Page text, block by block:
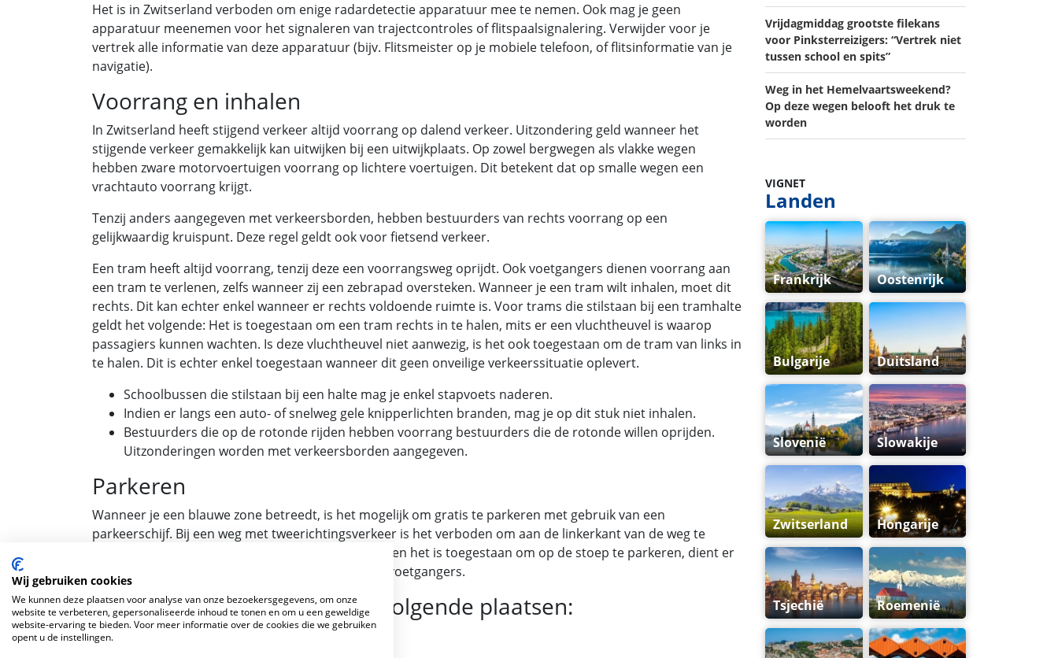
Het is in Zwitserland verboden om enige radardetectie apparatuur mee te nemen. Ook mag je geen
apparatuur meenemen voor het signaleren van trajectcontroles of flitspaalsignalering. Verwijder voor je
vertrek alle informatie van deze apparatuur (bijv. Flitsmeister op je mobiele telefoon, of flitsinformatie van je
navigatie).
Voorrang en inhalen
In Zwitserland heeft stijgend verkeer altijd voorrang op dalend verkeer. Uitzondering geld wanneer het
stijgende verkeer gemakkelijk kan uitwijken bij een uitwijkplaats. Op zowel bergwegen als vlakke wegen
hebben zware motorvoertuigen voorrang op lichtere voertuigen. Dit betekent dat op smalle wegen een
vrachtauto voorrang krijgt.
Tenzij anders aangegeven met verkeersborden, hebben bestuurders van rechts voorrang op een
gelijkwaardig kruispunt. Deze regel geldt ook voor fietsend verkeer.
Een tram heeft altijd voorrang, tenzij deze een voorrangsweg oprijdt. Ook voetgangers dienen voorrang aan
een tram te verlenen, zelfs wanneer zij een zebrapad oversteken. Wanneer je een tram wilt inhalen, moet dit
rechts. Dit kan echter enkel wanneer er rechts voldoende ruimte is. Voor trams die stilstaan bij een tramhalte
geldt het volgende: Het is toegestaan om een tram rechts in te halen, mits er een vluchtheuvel is waarop
passagiers kunnen wachten. Is deze vluchtheuvel niet aanwezig, is het ook toegestaan om de tram van links in
te halen. Dit is echter enkel toegestaan wanneer dit geen onveilige verkeerssituatie oplevert.
Schoolbussen die stilstaan bij een halte mag je enkel stapvoets naderen.
Indien er langs een auto- of snelweg gele knipperlichten branden, mag je op dit stuk niet inhalen.
Bestuurders die op de rotonde rijden hebben voorrang bestuurders die de rotonde willen oprijden.
Uitzonderingen worden met verkeersborden aangegeven.
Parkeren
Wanneer je een blauwe zone betreedt, is het mogelijk om gratis te parkeren met gebruik van een
parkeerschijf. Bij een weg met tweerichtingsverkeer is het verboden om aan de linkerkant van de weg te
parkeren. Bij een eenrichtingsweg mag dit wel. Indien het is toegestaan om op de stoep te parkeren, dient er
1,50 meter ruimte over te blijven voor naderende voetgangers.
Parkeren is verboden op de volgende plaatsen:
Vrijdagmiddag grootste filekans
voor Pinksterreizigers: “Vertrek niet
tussen school en spits”
Weg in het Hemelvaartsweekend?
Op deze wegen belooft het druk te
worden
VIGNET
Landen
Frankrijk Oostenrijk
Bulgarije Duitsland
Slovenië Slowakije
Zwitserland Hongarije
Tsjechië Roemenië
Wij gebruiken cookies
We kunnen deze plaatsen voor analyse van onze bezoekersgegevens, om onze
website te verbeteren, gepersonaliseerde inhoud te tonen en om u een geweldige
website-ervaring te bieden. Voor meer informatie over de cookies die we gebruiken
opent u de instellingen.